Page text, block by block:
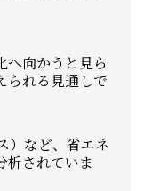
へ向かうと見ら
られる見通しで
）など、省エネ
析されていま